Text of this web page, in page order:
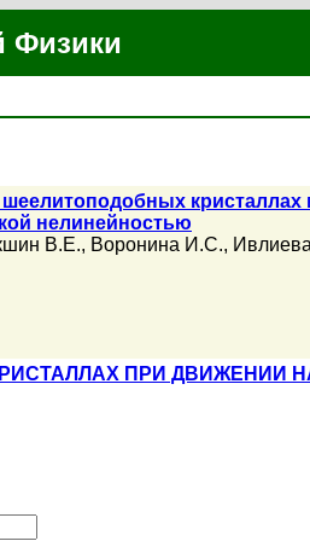
Физики
кристаллах
нелинейностью
В.Е., Воронина И.С.,
ПРИ ДВИЖЕНИИ